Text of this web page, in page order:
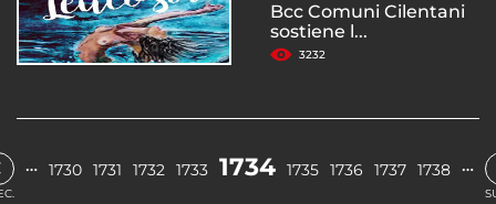
Bcc Comuni Cilentani
sostiene l...
3232
… 1730 1731 1732 1733 1734 1735 1736 1737 1738 …